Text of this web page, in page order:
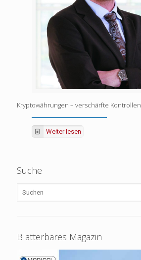
Kryptowährungen – verschärfte Kontrollen
Weiter lesen
Suche
Blätterbares Magazin